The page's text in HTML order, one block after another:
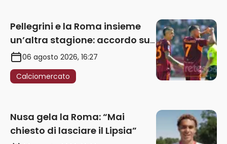
Pellegrini e la Roma insieme
un’altra stagione: accordo sul
rinnovo annuale
06 agosto 2026, 16:27
Calciomercato
Nusa gela la Roma: “Mai
chiesto di lasciare il Lipsia”